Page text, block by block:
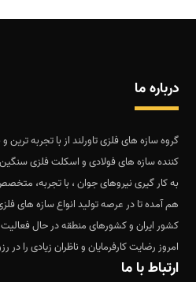
درباره ما
گروه سازه های فلزی تاورلند از با تجربه
کننده سازه های فولادی و اسکلت فلزی
به کار گیری نیروهای جوان ، با تجربه،
هم آمده تا در عرصه تولید انواع سازه های
کشور ایران و کشورهای منطقه در حال
امروز رضایت کارفرمایان و ناظران زیادی را
ارتباط با ما